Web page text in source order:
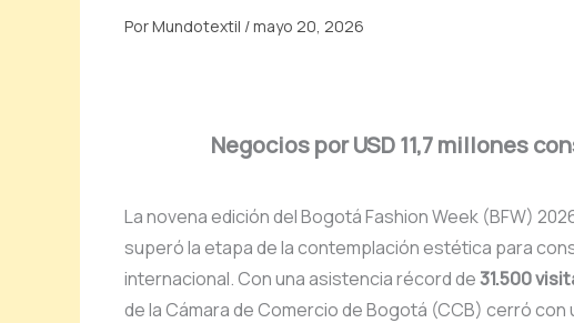
PorMundotextil /mayo 20, 2026
Negocios por USD 11,7 millones
La novena edición del Bogotá Fashion Week (BFW)
superó la etapa de la contemplación estética para
internacional. Con una asistencia récord de31.500
de la Cámara de Comercio de Bogotá (CCB) cerró